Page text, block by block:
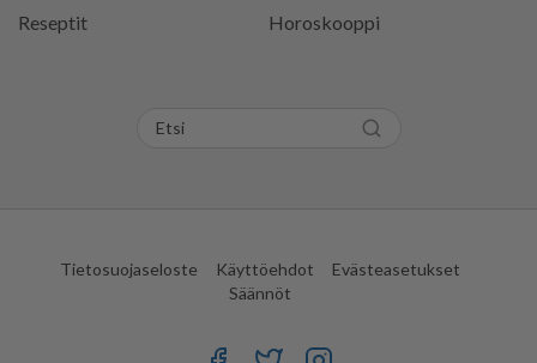
Reseptit
Horoskooppi
Tietosuojaseloste Käyttöehdot
Evästeasetukset
Säännöt